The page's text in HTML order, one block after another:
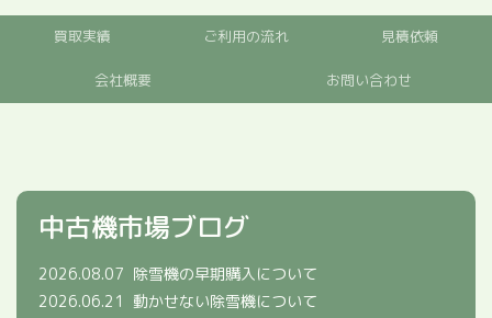
買取実績 ご利用の流れ 見積依頼
会社概要 お問い合わせ
中古機市場ブログ
2026.08.07 除雪機の早期購入について
2026.06.21
動かせない除雪機について